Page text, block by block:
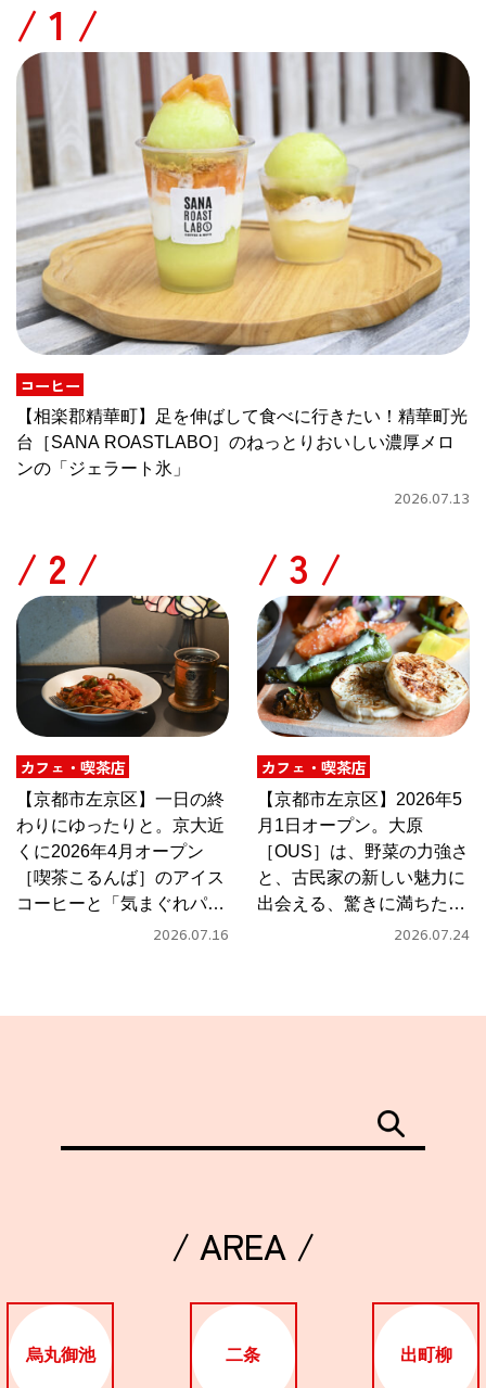
/
コーヒー
【相楽郡精華町】足を伸ばして食べに行きたい！精華町光
台［SANA ROASTLABO］のねっとりおいしい濃厚メロ
ンの「ジェラート氷」
2026.07.13
/
カフェ・喫茶店
【京都市左京区】一日の終
わりにゆったりと。京大近
くに2026年4月オープン
［喫茶こるんば］のアイス
コーヒーと「気まぐれパス
2026.07.16
/
カフェ・喫茶店
【京都市左京区】2026年5
月1日オープン。大原
［OUS］は、野菜の力強さ
と、古民家の新しい魅力に
出会える、驚きに満ちたカ
2026.07.24
/ AREA /
烏丸御池 二条 出町柳